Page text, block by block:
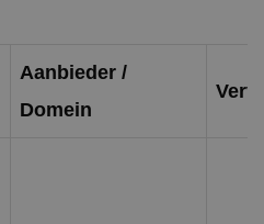
Aanbieder /
Domein